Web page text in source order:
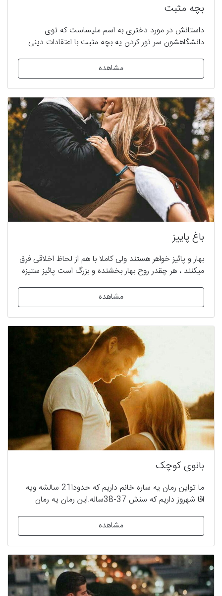
بچه مثبت
داستانش در مورد دختری به اسم ملیساست که توی
دانشگاهشون سر تور کردن یه بچه مثبت با اعتقادات دینی
از یک نسل ولی با اصول اعتقادی متفاوت و در اصل از دو
دنیای متفاوت است و در این بین…………….. پایان خوش
مشاهده
باغ پاییز
بهار و پائیز خواهر هستند ولی کاملا با هم از لحاظ اخلاقی فرق
میکنند ، هر چقدر روح بهار بخشنده و بزرگ است پائیز ستیزه
ثروتمند زندگی میکنند که پدر پائیز در آنجا سرایدار و مادرش
آشپز است . صاحب خانه آقای ارغوان است که پسرش را برای
تحصیل به اروپا فرستاده و او بعد از سالها به کشور باز میگردد
. سروش با دیدن بهار و پائیز با یاد دوران کودکی میافتد که با
آنها هم بازی بوده و به آنها محبّت زیادی میکند ، ولی پائیز
این محبتها را ترحم محسوب میکند و ...
مشاهده
بانوی کوچک
ما تواین رمان یه ساره خانم داریم که حدودا21 سالشه ویه
اقا شهروز داریم که سنش 37-38ساله.این رمان یه رمان
باشیم ودر ضمن قول میدم که همه تون عاشق شخصیتها
مخصوصا شهروز بشی...
مشاهده